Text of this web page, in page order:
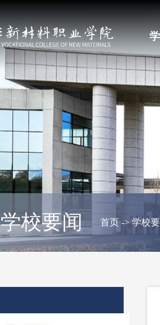
学校要闻 首页->学校